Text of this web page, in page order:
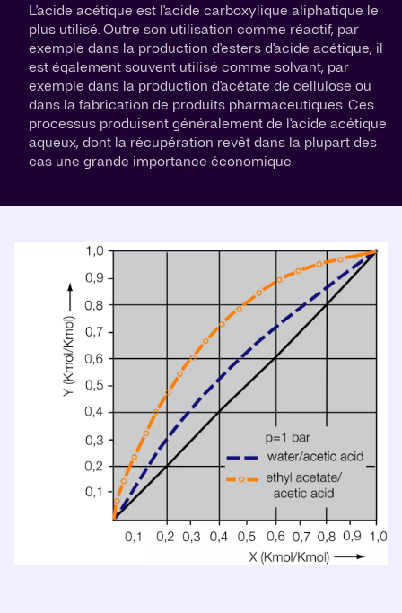
L'acide acétique est l'acide carboxylique aliphatique le
plus utilisé. Outre son utilisation comme réactif, par
exemple dans la production d'esters d'acide acétique, il
est également souvent utilisé comme solvant, par
exemple dans la production d'acétate de cellulose ou
dans la fabrication de produits pharmaceutiques. Ces
processus produisent généralement de l'acide acétique
aqueux, dont la récupération revêt dans la plupart des
cas une grande importance économique.